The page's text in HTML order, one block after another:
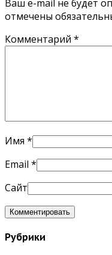
Ваш e-mail не будет
отмечены
Комментарий *
Имя *
Email *
Сайт
Рубрики